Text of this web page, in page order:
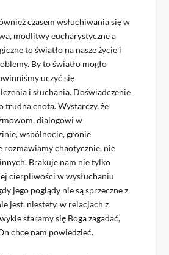
czasem wsłuchiwania się w
modlitwy eucharystyczne a
to światło na nasze życie i
By to światło mogło
uczyć się
i słuchania. Doświadczenie
trudna cnota. Wystarczy, że
dialogowi w
wspólnocie, gronie
rozmawiamy chaotycznie, nie
Brakuje nam nie tylko
cierpliwości w wysłuchaniu
jego poglądy nie są sprzeczne z
jest, niestety, w relacjach z
staramy się Boga zagadać,
chce nam powiedzieć.